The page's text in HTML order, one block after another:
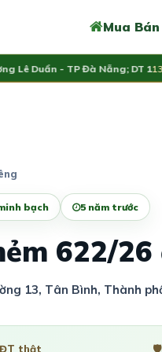
Mua Bán
Duẩn - TP Đà Nẵng; DT 1 13.2 Tỷ
bạch 5 năm trước
622/
13, Tân Bình, Thành
thật 🛡️